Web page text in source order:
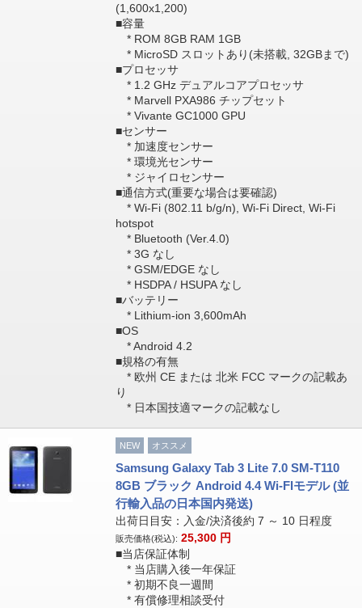
(1,600x1,200)
■容量
* ROM 8GB RAM 1GB
* MicroSD スロットあり(未搭載, 32GBまで)
■プロセッサ
* 1.2 GHz デュアルコアプロセッサ
* Marvell PXA986 チップセット
* Vivante GC1000 GPU
■センサー
* 加速度センサー
* 環境光センサー
* ジャイロセンサー
■通信方式(重要な場合は要確認)
* Wi-Fi (802.11 b/g/n), Wi-Fi Direct, Wi-Fi
hotspot
* Bluetooth (Ver.4.0)
* 3G なし
* GSM/EDGE なし
* HSDPA / HSUPA なし
■バッテリー
* Lithium-ion 3,600mAh
■OS
* Android 4.2
■規格の有無
* 欧州 CE または 北米 FCC マークの記載あ
り
* 日本国技適マークの記載なし
NEW オススメ
Samsung Galaxy Tab 3 Lite 7.0 SM-T110
8GB ブラック Android 4.4 Wi-FIモデル (並
行輸入品の日本国内発送)
出荷日目安：入金/決済後約 7 ～ 10 日程度
販売価格(税込): 25,300 円
■当店保証体制
* 当店購入後一年保証
* 初期不良一週間
* 有償修理相談受付